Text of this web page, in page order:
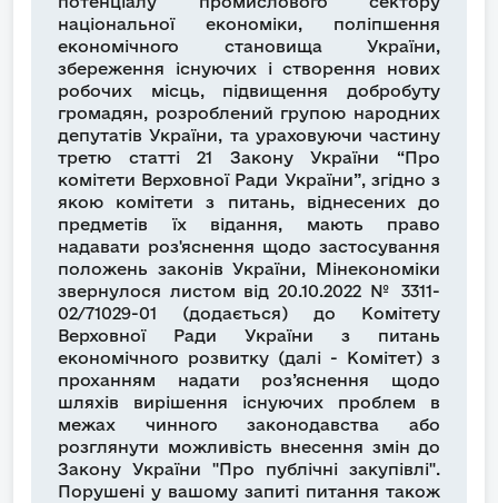
національної економіки, поліпшення
економічного становища України,
збереження існуючих і створення нових
робочих місць, підвищення добробуту
громадян, розроблений групою народних
депутатів України, та ураховуючи частину
третю статті 21 Закону України “Про
комітети Верховної Ради України”, згідно з
якою комітети з питань, віднесених до
предметів їх відання, мають право
надавати роз'яснення щодо застосування
положень законів України, Мінекономіки
звернулося листом від 20.10.2022 № 3311-
02/71029-01 (додається) до Комітету
Верховної Ради України з питань
економічного розвитку (далі - Комітет) з
проханням надати роз’яснення щодо
шляхів вирішення існуючих проблем в
межах чинного законодавства або
розглянути можливість внесення змін до
Закону України "Про публічні закупівлі".
Порушені у вашому запиті питання також